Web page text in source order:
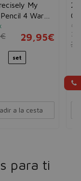
My
4 Warm
2uds
29,95€
set
a la cesta
3.5
para ti